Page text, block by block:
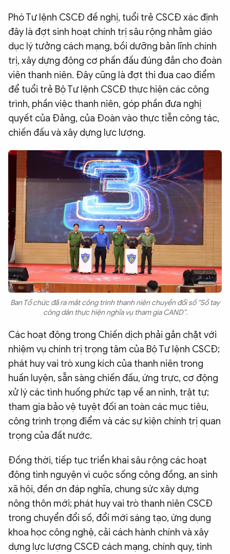
Phó Tư lệnh CSCĐ đề nghị, tuổi trẻ CSCĐ xác định
đây là đợt sinh hoạt chính trị sâu rộng nhằm giáo
dục lý tưởng cách mạng, bồi dưỡng bản lĩnh chính
trị, xây dựng động cơ phấn đấu đúng đắn cho đoàn
viên thanh niên. Đây cũng là đợt thi đua cao điểm
để tuổi trẻ Bộ Tư lệnh CSCĐ thực hiện các công
trình, phần việc thanh niên, góp phần đưa nghị
quyết của Đảng, của Đoàn vào thực tiễn công tác,
chiến đấu và xây dựng lực lượng.
Ban Tổ chức đã ra mắt công trình thanh niên chuyển đổi số “Sổ tay
công dân thực hiện nghĩa vụ tham gia CAND”.
Các hoạt động trong Chiến dịch phải gắn chặt với
nhiệm vụ chính trị trọng tâm của Bộ Tư lệnh CSCĐ;
phát huy vai trò xung kích của thanh niên trong
huấn luyện, sẵn sàng chiến đấu, ứng trực, cơ động
xử lý các tình huống phức tạp về an ninh, trật tự;
tham gia bảo vệ tuyệt đối an toàn các mục tiêu,
công trình trọng điểm và các sự kiện chính trị quan
trọng của đất nước.
Đồng thời, tiếp tục triển khai sâu rộng các hoạt
động tình nguyện vì cuộc sống cộng đồng, an sinh
xã hội, đền ơn đáp nghĩa, chung sức xây dựng
nông thôn mới; phát huy vai trò thanh niên CSCĐ
trong chuyển đổi số, đổi mới sáng tạo, ứng dụng
khoa học công nghệ, cải cách hành chính và xây
dựng lực lượng CSCĐ cách mạng, chính quy, tinh